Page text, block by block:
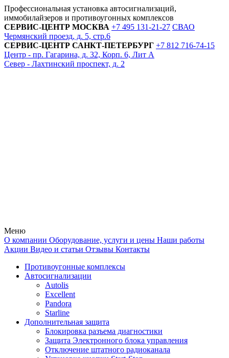
Профессиональная установка автосигнализаций,
иммобилайзеров и противоугонных комплексов
СЕРВИС-ЦЕНТР МОСКВА +7 495 131-21-27 СВАО
Чермянский проезд, д. 5, стр.6
СЕРВИС-ЦЕНТР САНКТ-ПЕТЕРБУРГ +7 812 716-74-15
Центр - пр. Гагарина, д. 32, Корп. 6, Лит А
Север - Лахтинский проспект, д. 2
Меню
О компании Оборудование, услуги и цены Наши работы
Акции Видео и статьи Отзывы Контакты
Противоугонные комплексы
Автосигнализации
Autolis
Excellent
Pandora
Starline
Дополнительная защита
Блокировка разъема диагностики
Защита Электронного блока управления
Отключение штатного радиоканала